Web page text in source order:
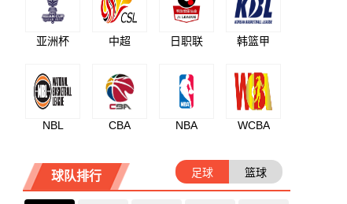
亚洲杯 中超 日职联 韩篮甲
NBL CBA NBA WCBA
球队排行 足球 篮球